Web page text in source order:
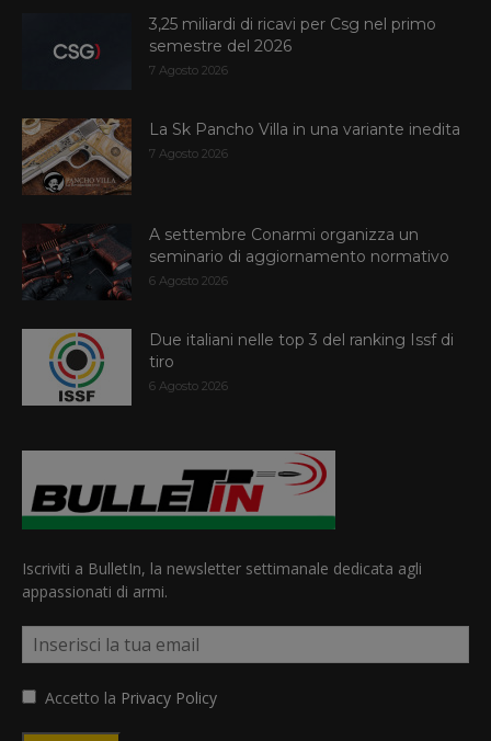
3,25 miliardi di ricavi per Csg nel primo
semestre del 2026
7 Agosto 2026
La Sk Pancho Villa in una variante inedita
7 Agosto 2026
A settembre Conarmi organizza un
seminario di aggiornamento normativo
6 Agosto 2026
Due italiani nelle top 3 del ranking Issf di
tiro
6 Agosto 2026
Iscriviti a BulletIn, la newsletter settimanale dedicata agli
appassionati di armi.
Accetto la Privacy Policy